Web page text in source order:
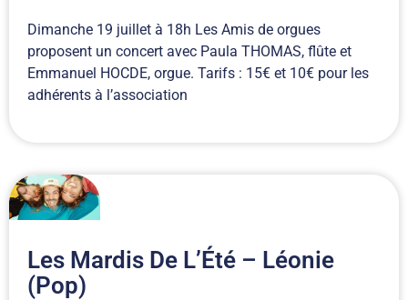
Dimanche 19 juillet à 18h Les Amis de orgues
proposent un concert avec Paula THOMAS, flûte et
Emmanuel HOCDE, orgue. Tarifs : 15€ et 10€ pour les
adhérents à l’association
Les Mardis De L’Été – Léonie
(Pop)